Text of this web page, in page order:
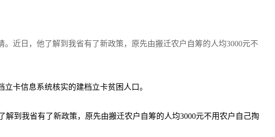
近日，他了解到我省有了新政策，原先由搬迁农户自筹的人均3000元不
卡信息系统核实的建档立卡贫困人口。
到我省有了新政策，原先由搬迁农户自筹的人均3000元不用农户自己掏